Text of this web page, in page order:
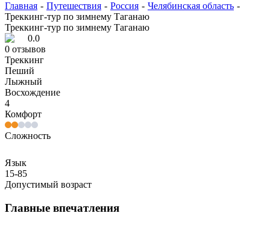
Главная - Путешествия - Россия - Челябинская область -
Треккинг-тур по зимнему Таганаю
Треккинг-тур по зимнему Таганаю
0.0
0 отзывов
Треккинг
Пеший
Лыжный
Восхождение
4
Комфорт
Сложность
Язык
15-85
Допустимый возраст
Главные впечатления